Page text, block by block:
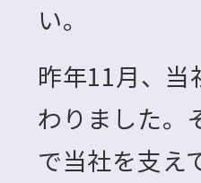
い。
昨年11月、
わりました。
で当社を支え